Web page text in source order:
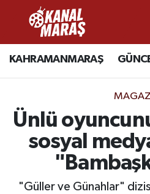
KAHRAMANMARAŞ
Ünlü
sosyal
"Güller ve Günahlar"
CANLI YAYIN
KAHRAMANMARAŞ
SPOR
SİYASET
Kahramanmaraş
Kahramanmaraş Hava
Kahramanmaraş Trafik
Süper Lig Puan